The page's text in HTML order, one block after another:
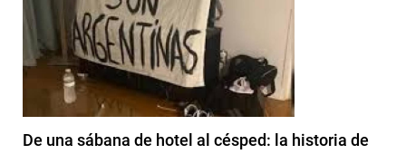
De una sábana de hotel al césped: la historia de